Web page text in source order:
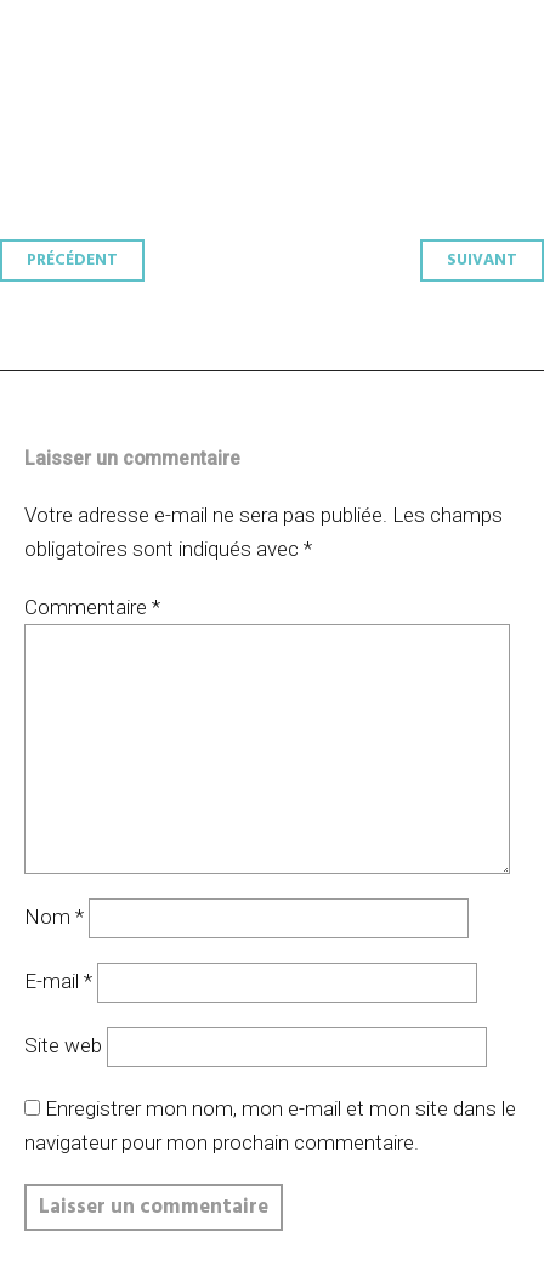
Navigation
PRÉCÉDENT SUIVANT
Laisser un commentaire
Votre adresse e-mail ne sera pas publiée. Les champs
obligatoires sont indiqués avec *
Commentaire *
Nom *
E-mail *
Site web
Enregistrer mon nom, mon e-mail et mon site dans le
navigateur pour mon prochain commentaire.